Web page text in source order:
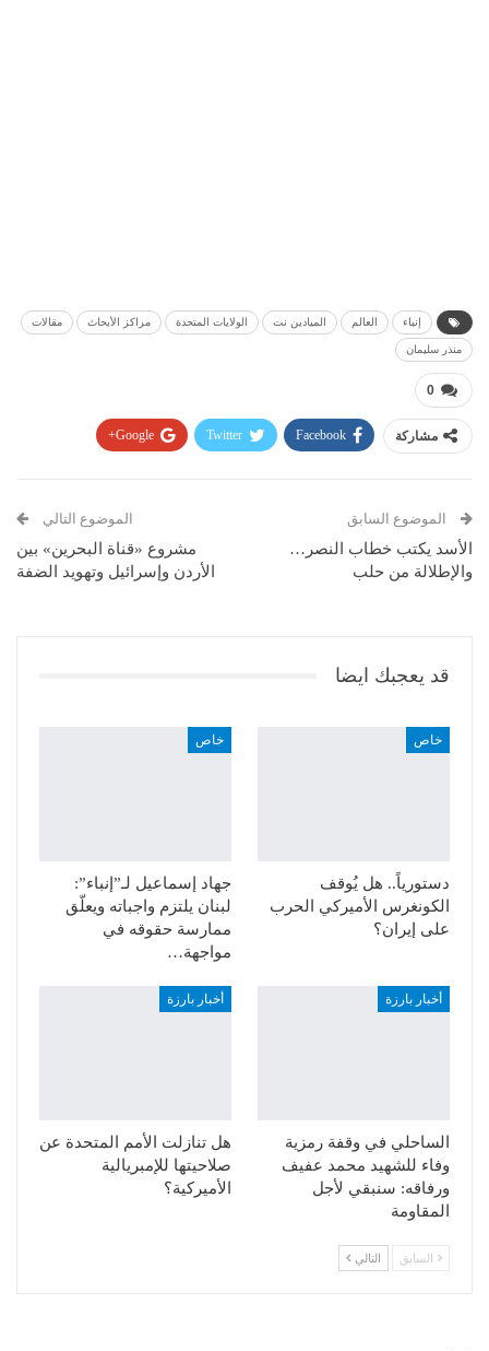
إنباء العالم الميادين نت الولايات المتحدة مراكز الأبحاث مقالات
منذر سليمان
0
مشاركة Facebook
Twitter
Google+
البريد الإلكتروني
الموضوع السابق
الأسد يكتب خطاب النصر…
والإطلالة من حلب
الموضوع التالي
مشروع «قناة البحرين» بين
الأردن وإسرائيل وتهويد الضفة
قد يعجبك ايضا
خاص
دستورياً.. هل يُوقف
الكونغرس الأميركي الحرب
على إيران؟
خاص
جهاد إسماعيل لـ”إنباء”:
لبنان يلتزم واجباته ويعلّق
ممارسة حقوقه في
مواجهة…
أخبار بارزة
الساحلي في وقفة رمزية
وفاء للشهيد محمد عفيف
ورفاقه: سنبقي لأجل
المقاومة
أخبار بارزة
هل تنازلت الأمم المتحدة عن
صلاحيتها للإمبريالية
الأميركية؟
السابق التالي